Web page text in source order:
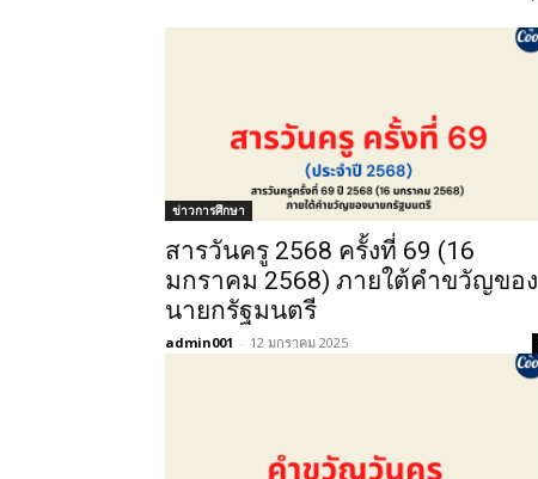
ข่าวการศึกษา
สารวันครู 2568 ครั้งที่ 69 (16
มกราคม 2568) ภายใต้คำขวัญของ
นายกรัฐมนตรี
admin001 - 12 มกราคม 2025